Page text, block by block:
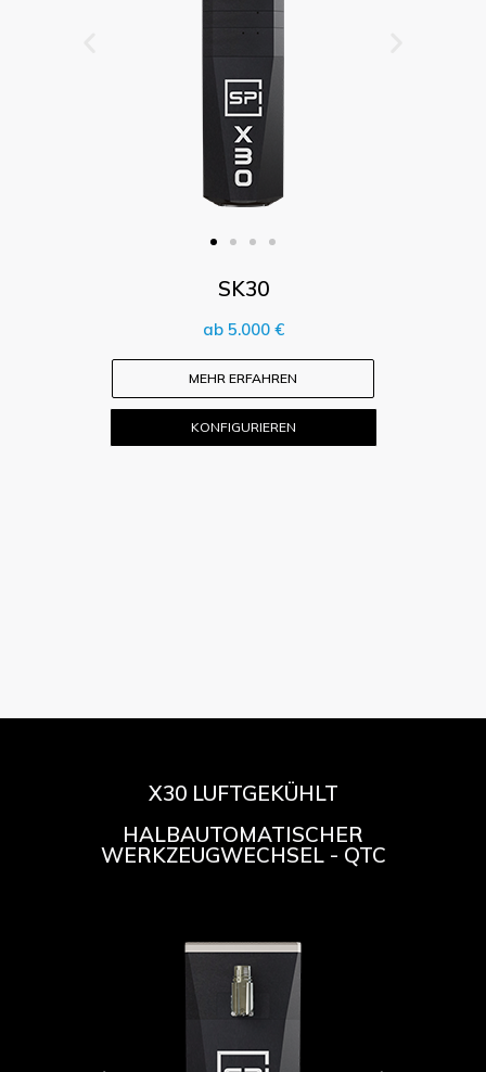
SK30
ab 5.000 €
MEHR ERFAHREN
KONFIGURIEREN
X30 LUFTGEKÜHLT
HALBAUTOMATISCHER
WERKZEUGWECHSEL - QTC